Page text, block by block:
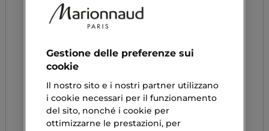
Gestione delle preferenze sui
cookie
Il nostro sito e i nostri partner utilizzano
i cookie necessari per il funzionamento
del sito, nonché i cookie per
ottimizzarne le prestazioni, per